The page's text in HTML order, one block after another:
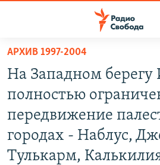
упрощенного
доступа
основному
содержанию
Вернутся
ПОДКАСТЫ
АВТОРСКИЕ ПРОЕКТЫ
ЦИТАТЫ СВОБОДЫ
МНЕНИЯ
АРХИВ 1997-2004
На Западном берегу
полностью
передвижение
городах - Наблус,
Тулькарм,